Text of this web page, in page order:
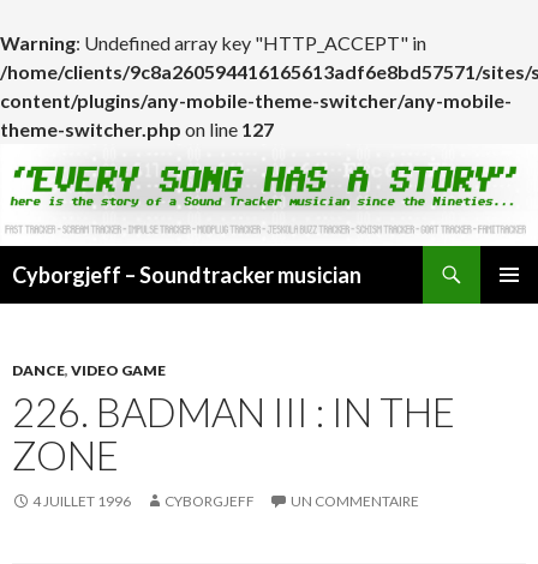
Warning: Undefined array key "HTTP_ACCEPT" in
/home/clients/9c8a260594416165613adf6e8bd57571/
content/plugins/any-mobile-theme-switcher/any-mobile-
theme-switcher.php on line 127
Cyborgjeff – Soundtracker musician
DANCE, VIDEO GAME
226. BADMAN III : IN THE
ZONE
4 JUILLET 1996 CYBORGJEFF UN COMMENTAIRE